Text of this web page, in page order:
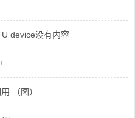
device没有内容
（图）